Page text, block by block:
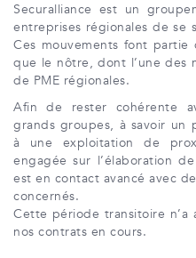
Securalliance est un
entreprises régionales de
Ces mouvements font partie
que le nôtre, dont l’une des
de PME régionales.
Afin de rester cohérente
grands groupes, à savoir un
à une exploitation de
engagée sur l’élaboration
est en contact avancé avec
concernés.
Cette période transitoire n’a
nos contrats en cours.